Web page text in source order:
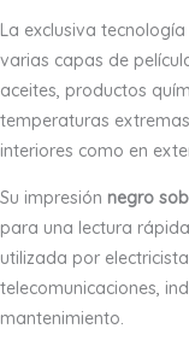
La exclusiva
varias capas de
aceites, productos
temperaturas
interiores como en
Su impresión negro
para una lectura
utilizada por
telecomunicaciones,
mantenimiento.